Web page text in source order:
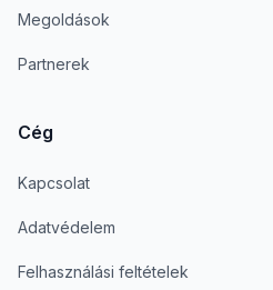
Megoldások
Partnerek
Cég
Kapcsolat
Adatvédelem
Felhasználási feltételek